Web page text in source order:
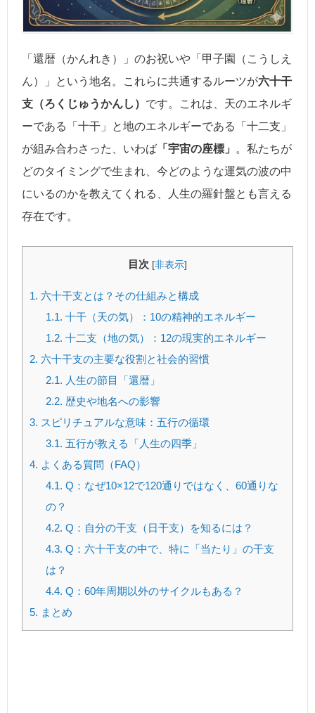
「還暦（かんれき）」のお祝いや「甲子園（こうしえ
ん）」という地名。これらに共通するルーツが六十干
支（ろくじゅうかんし） です。これは、天のエネルギ
ーである「十干」と地のエネルギーである「十二支」
が組み合わさった、いわば 「宇宙の座標」
。私たちが
どのタイミングで生まれ、今どのような運気の波の中
にいるのかを教えてくれる、人生の羅針盤とも言える
存在です。
目次 [非表示]
1. 六十干支とは？その仕組みと構成
1.1. 十干（天の気）：10の精神的エネルギー
1.2. 十二支（地の気）：12の現実的エネルギー
2. 六十干支の主要な役割と社会的習慣
2.1. 人生の節目「還暦」
2.2. 歴史や地名への影響
3. スピリチュアルな意味：五行の循環
3.1. 五行が教える「人生の四季」
4. よくある質問（FAQ）
4.1. Q：なぜ10×12で120通りではなく、60通りな
の？
4.2. Q：自分の干支（日干支）を知るには？
4.3. Q：六十干支の中で、特に「当たり」の干支
は？
4.4. Q：60年周期以外のサイクルもある？
5. まとめ